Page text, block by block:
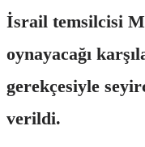
İsrail temsilcisi
oynayacağı
gerekçesiyle
verildi.